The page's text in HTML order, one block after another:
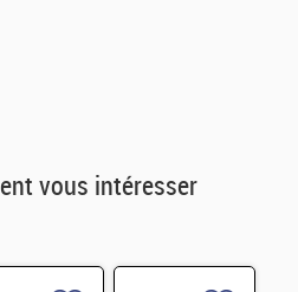
vous intéresser